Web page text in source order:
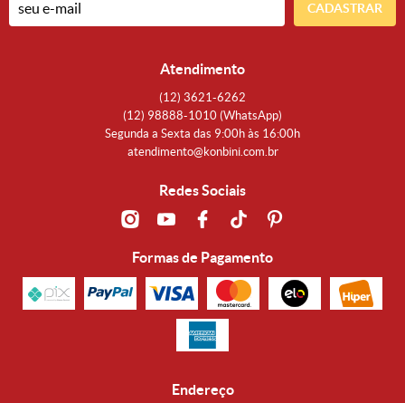
CADASTRAR
Atendimento
(12) 3621-6262
(12) 98888-1010 (WhatsApp)
Segunda a Sexta das 9:00h às 16:00h
atendimento@konbini.com.br
Redes Sociais
Formas de Pagamento
Endereço